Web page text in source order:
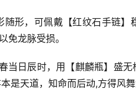
随形，可佩戴【红纹石手链
免龙脉受损。
当日辰时，用【麒麟瓶】盛
是天道，知命而后动,方得风舞